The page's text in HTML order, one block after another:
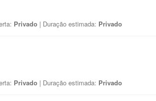
Privado | Duração estimada: Privado
Privado | Duração estimada: Privado